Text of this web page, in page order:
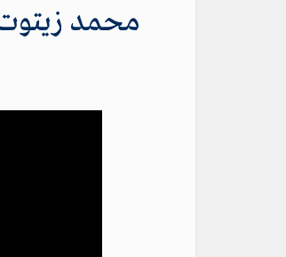
محمد زيتوت |